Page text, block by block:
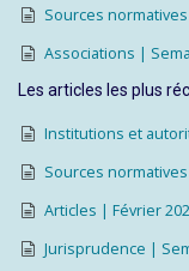
Sources
Associations |
Les articles les plus
Institutions et
Sources
Articles | Février
Jurisprudence |